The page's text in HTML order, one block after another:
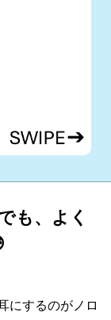
も、よく
にするのがノロ